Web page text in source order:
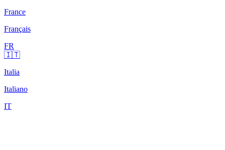
France
Français
FR
🇮🇹
Italia
Italiano
IT